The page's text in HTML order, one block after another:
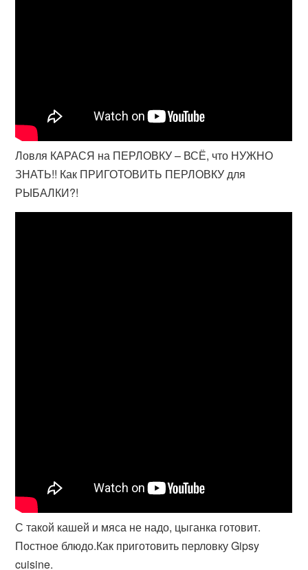
Ловля КАРАСЯ на ПЕРЛОВКУ – ВСЁ, что НУЖНО
ЗНАТЬ!! Как ПРИГОТОВИТЬ ПЕРЛОВКУ для
РЫБАЛКИ?!
С такой кашей и мяса не надо, цыганка готовит.
Постное блюдо.Как приготовить перловку Gipsy
cuisine.